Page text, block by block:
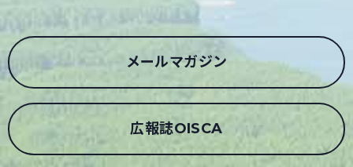
メールマガジン
広報誌OISCA